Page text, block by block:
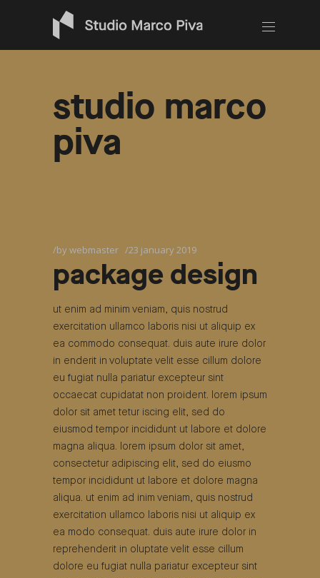
studio marco
piva
bywebmaster 23 january 2019
package design
ut enim ad minim veniam, quis nostrud
exercitation ullamco laboris nisi ut aliquip ex
ea commodo consequat. duis aute irure dolor
in enderit in voluptate velit esse cillum dolore
eu fugiat nulla pariatur excepteur sint
occaecat cupidatat non proident. lorem ipsum
dolor sit amet tetur iscing elit, sed do
eiusmod tempor incididunt ut labore et dolore
magna aliqua. lorem ipsum dolor sit amet,
consectetur adipiscing elit, sed do eiusmo
tempor incididunt ut labore et dolore magna
aliqua. ut enim ad inim veniam, quis nostrud
exercitation ullamco laboris nisi ut aliquip ex
ea modo consequat. duis aute irure dolor in
reprehenderit in oluptate velit esse cillum
dolore eu fugiat nulla pariatur excepteur sint